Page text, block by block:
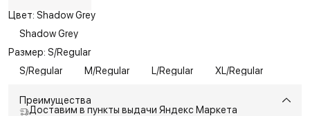
Цвет: Shadow Grey
Shadow Grey
Размер: S/Regular
S/Regular
M/Regular L/Regular XL/Regular
Преимущества
Доставим в пункты выдачи Яндекс Маркета